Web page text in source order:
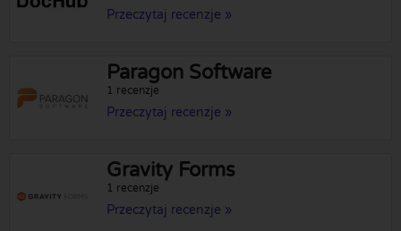
Przeczytaj recenzje »
Paragon Software
1 recenzje
Przeczytaj recenzje »
Gravity Forms
1 recenzje
Przeczytaj recenzje »